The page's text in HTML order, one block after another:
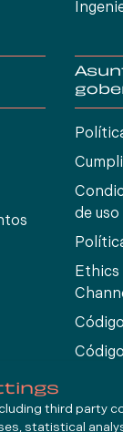
de uso
third party
statistical